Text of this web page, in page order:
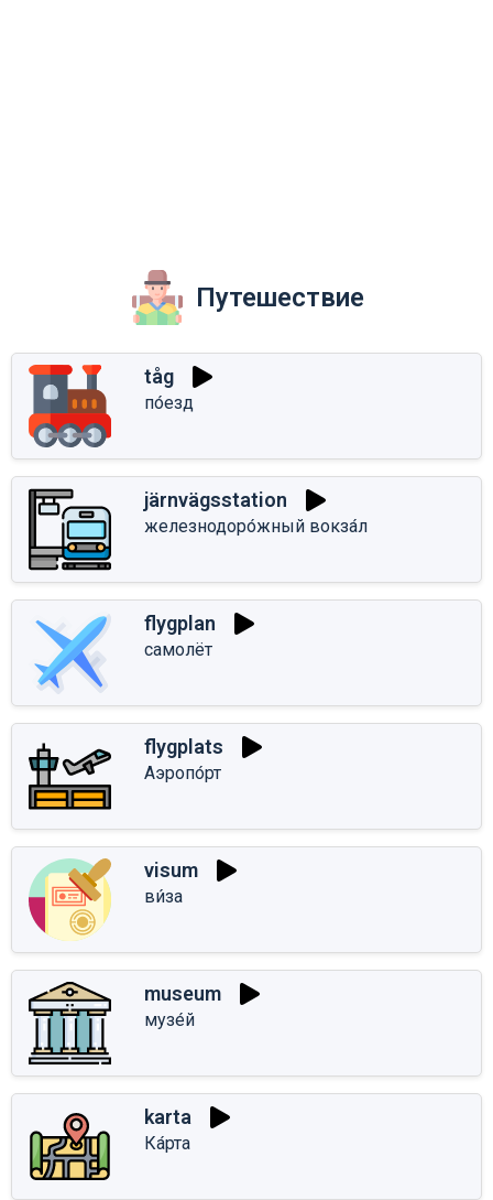
Путешествие
tåg
по́езд
järnvägsstation
железнодоро́жный вокза́л
flygplan
самолёт
flygplats
Аэропо́рт
visum
ви́за
museum
музе́й
karta
Ка́рта